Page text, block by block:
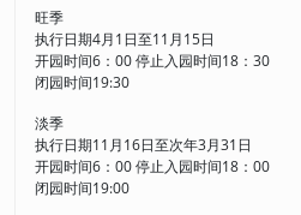
旺季
执行日期4月1日至11月15日
开园时间6：00 停止入园时间18：30
闭园时间19:30
淡季
执行日期11月16日至次年3月31日
开园时间6：00 停止入园时间18：00
闭园时间19:00